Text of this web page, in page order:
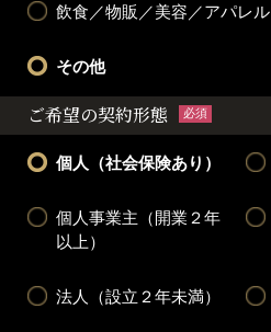
飲食／物販／美容／アパレル
その他
ご希望の契約形態 必須
個人（社会保険あり）
個人事業主（開業２年
以上）
法人（設立２年未満）